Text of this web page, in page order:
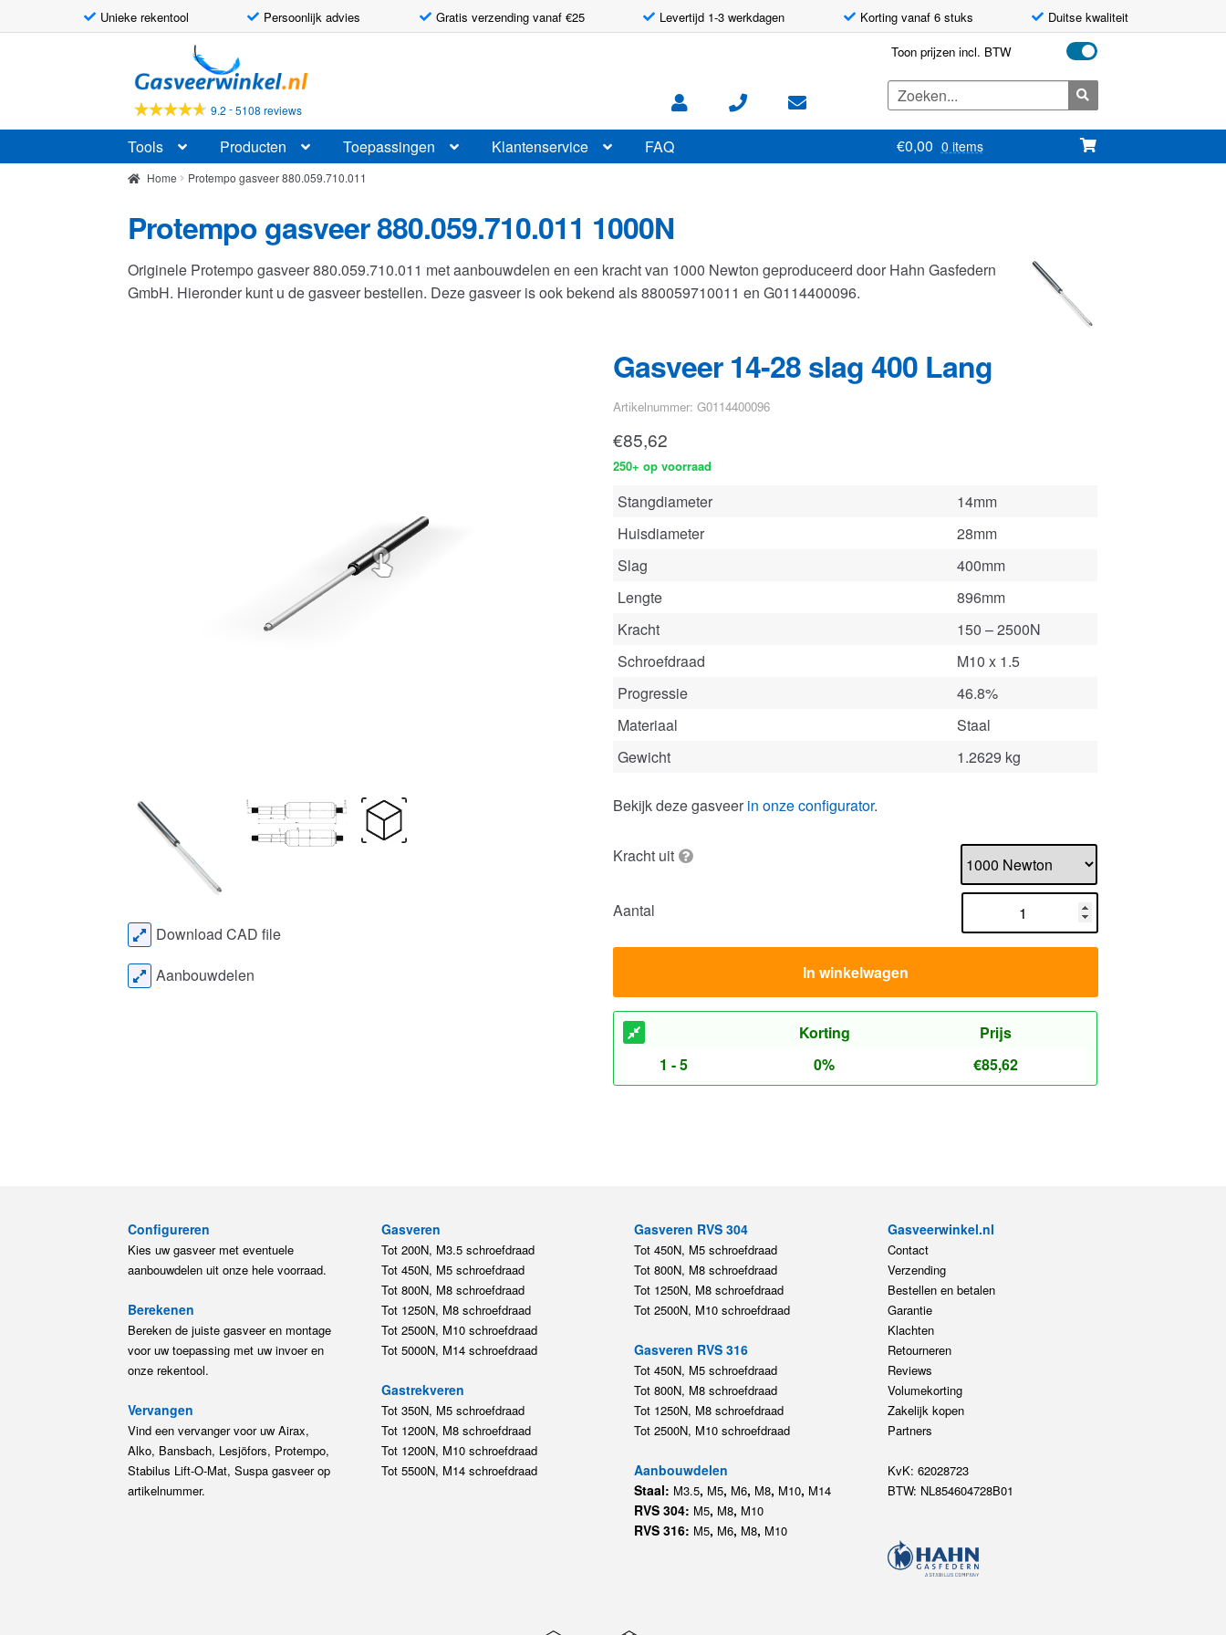
Unieke rekentool Persoonlijk advies Gratis verzending vanaf €25 Levertijd 1-3 werkdagen Korting vanaf 6 stuks Duitse kwaliteit
door
naar
navigatie
naar
de
inhoud
9.2 -5108 reviews
Toon prijzen incl. BTW
Zoeken
naar:
Tools Producten Toepassingen Klantenservice FAQ €0,00 0 items
Home Protempo gasveer 880.059.710.011
Protempo gasveer 880.059.710.011 1000N
Originele Protempo gasveer 880.059.710.011 met aanbouwdelen en een kracht van 1000 Newton geproduceerd door Hahn Gasfedern
GmbH. Hieronder kunt u de gasveer bestellen. Deze gasveer is ook bekend als 880059710011 en G0114400096.
Gasveer 14-28 slag 400 Lang
Artikelnummer: G0114400096
€85,62
250+ op voorraad
Stangdiameter
14mm
Huisdiameter
28mm
Slag
400mm
Lengte
896mm
Kracht
150 – 2500N
Schroefdraad
M10 x 1.5
Progressie
46.8%
Materiaal
Staal
Gewicht
1.2629 kg
Bekijk deze gasveer in onze configurator.
Kracht uit
Aantal
In winkelwagen
Korting
Prijs
1 - 5
0% €85,62
Download CAD file
Aanbouwdelen
Configureren
Kies uw gasveer met eventuele
aanbouwdelen uit onze hele voorraad.
Berekenen
Bereken de juiste gasveer en montage
voor uw toepassing met uw invoer en
onze rekentool.
Vervangen
Vind een vervanger voor uw Airax,
Alko, Bansbach, Lesjöfors, Protempo,
Stabilus Lift-O-Mat, Suspa gasveer op
artikelnummer.
Gasveren
Tot 200N, M3.5 schroefdraad
Tot 450N, M5 schroefdraad
Tot 800N, M8 schroefdraad
Tot 1250N, M8 schroefdraad
Tot 2500N, M10 schroefdraad
Tot 5000N, M14 schroefdraad
Gastrekveren
Tot 350N, M5 schroefdraad
Tot 1200N, M8 schroefdraad
Tot 1200N, M10 schroefdraad
Tot 5500N, M14 schroefdraad
Gasveren RVS 304
Tot 450N, M5 schroefdraad
Tot 800N, M8 schroefdraad
Tot 1250N, M8 schroefdraad
Tot 2500N, M10 schroefdraad
Gasveren RVS 316
Tot 450N, M5 schroefdraad
Tot 800N, M8 schroefdraad
Tot 1250N, M8 schroefdraad
Tot 2500N, M10 schroefdraad
Aanbouwdelen
Staal: M3.5, M5, M6, M8, M10, M14
RVS 304: M5, M8, M10
RVS 316: M5, M6, M8, M10
Gasveerwinkel.nl
Contact
Verzending
Bestellen en betalen
Garantie
Klachten
Retourneren
Reviews
Volumekorting
Zakelijk kopen
Partners
KvK: 62028723
BTW: NL854604728B01